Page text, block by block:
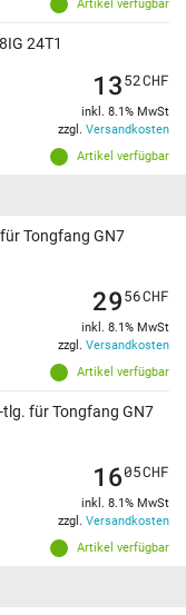
Artikel verfügbar
24T1
Artikel verfügbar
1352CHF
inkl. 8.1% MwSt
zzgl. Versandkosten
Tongfang GN7
Artikel verfügbar
2956CHF
inkl. 8.1% MwSt
zzgl. Versandkosten
für Tongfang GN7
Artikel verfügbar
1605CHF
inkl. 8.1% MwSt
zzgl. Versandkosten